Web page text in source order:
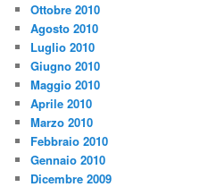
Ottobre 2010
Agosto 2010
Luglio 2010
Giugno 2010
Maggio 2010
Aprile 2010
Marzo 2010
Febbraio 2010
Gennaio 2010
Dicembre 2009